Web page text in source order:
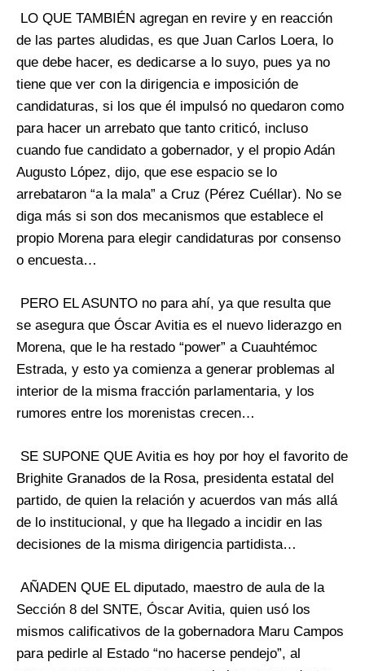
LO QUE TAMBIÉN agregan en revire y en reacción
de las partes aludidas, es que Juan Carlos Loera, lo
que debe hacer, es dedicarse a lo suyo, pues ya no
tiene que ver con la dirigencia e imposición de
candidaturas, si los que él impulsó no quedaron como
para hacer un arrebato que tanto criticó, incluso
cuando fue candidato a gobernador, y el propio Adán
Augusto López, dijo, que ese espacio se lo
arrebataron “a la mala” a Cruz (Pérez Cuéllar). No se
diga más si son dos mecanismos que establece el
propio Morena para elegir candidaturas por consenso
o encuesta…
PERO EL ASUNTO no para ahí, ya que resulta que
se asegura que Óscar Avitia es el nuevo liderazgo en
Morena, que le ha restado “power” a Cuauhtémoc
Estrada, y esto ya comienza a generar problemas al
interior de la misma fracción parlamentaria, y los
rumores entre los morenistas crecen…
SE SUPONE QUE Avitia es hoy por hoy el favorito de
Brighite Granados de la Rosa, presidenta estatal del
partido, de quien la relación y acuerdos van más allá
de lo institucional, y que ha llegado a incidir en las
decisiones de la misma dirigencia partidista…
AÑADEN QUE EL diputado, maestro de aula de la
Sección 8 del SNTE, Óscar Avitia, quien usó los
mismos calificativos de la gobernadora Maru Campos
para pedirle al Estado “no hacerse pendejo”, al